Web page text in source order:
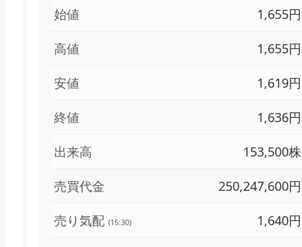
始値 1,655円
高値 1,655円
安値 1,619円
終値 1,636円
出来高 153,500株
売買代金 250,247,600円
売り気配 (15:30) 1,640円